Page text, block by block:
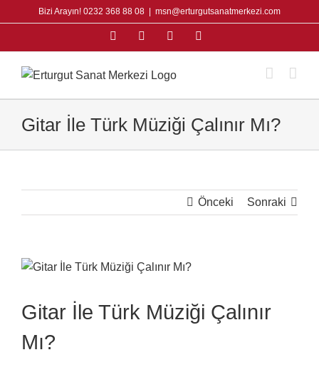
to
Bizi Arayın! 0232 368 88 08 msn@erturgutsanatmerkezi.com
FacebookInstagram
Gitar İle Türk Müziği Çalınır Mı?
Önceki Sonraki
View
Image
Gitar İle Türk Müziği Çalınır
Mı?